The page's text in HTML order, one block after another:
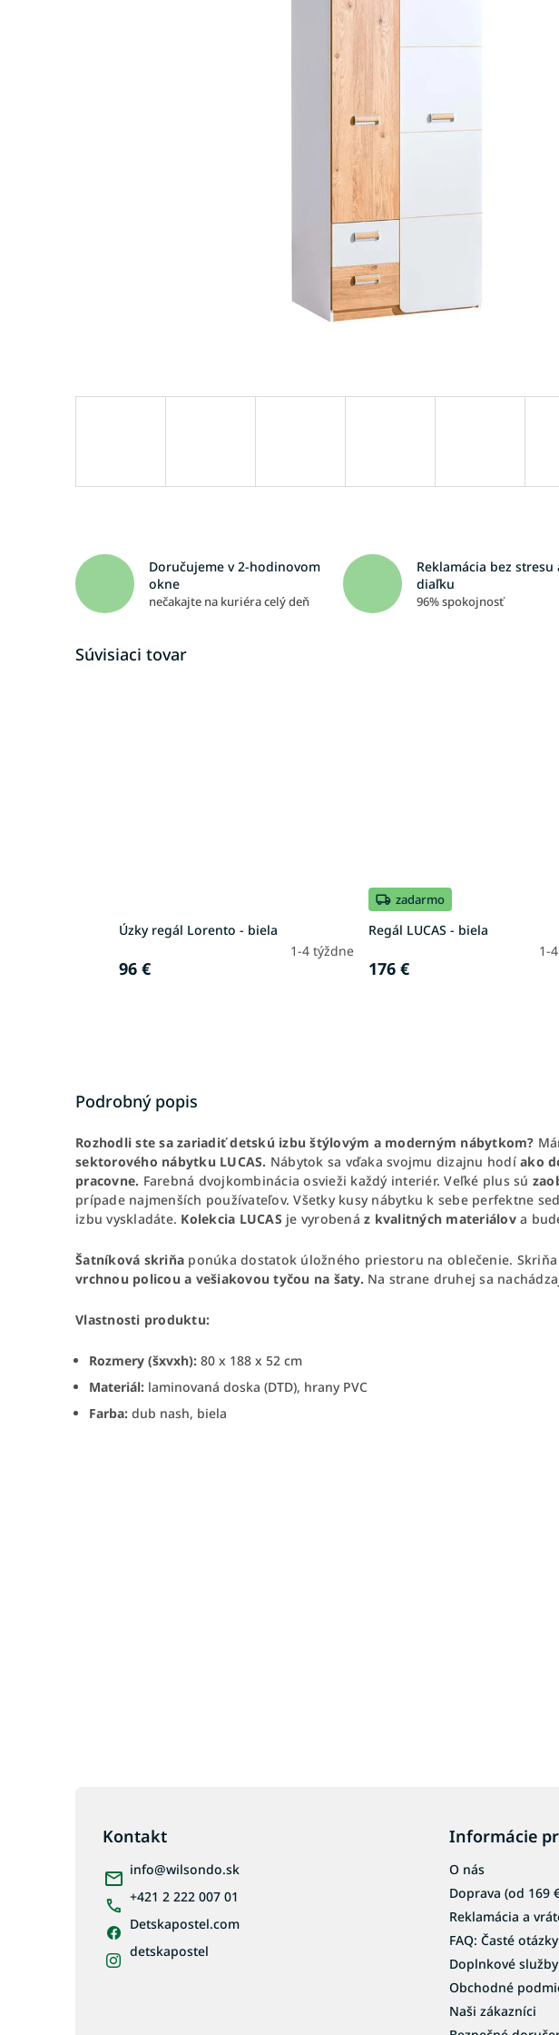
Doručujeme v 2-hodinovom
okne
nečakajte na kuriéra celý deň
Reklamácia bez stresu
diaľku
96% spokojnosť
Súvisiaci tovar
Úzky regál Lorento - biela
1-4 týždne
96 €
zadarmo
Regál LUCAS - biela
1-
176 €
Podrobný popis
Rozhodli ste sa zariadiť detskú izbu štýlovým a moderným nábytkom?
sektorového nábytku LUCAS. Nábytok sa vďaka svojmu dizajnu hodí ako
pracovne. Farebná dvojkombinácia osvieži každý interiér. Veľké plus sú
prípade najmenších používateľov. Všetky kusy nábytku k sebe perfektne
izbu vyskladáte. Kolekcia LUCAS je vyrobená z kvalitných materiálova
Šatníková skriňa ponúka dostatok úložného priestoru na oblečenie.
vrchnou policou a vešiakovoutyčou na šaty. Na strane druhej sa
Vlastnosti produktu:
Rozmery (šxvxh): 80 x 188 x 52 cm
Materiál: laminovaná doska (DTD), hrany PVC
Farba: dub nash, biela
Kontakt
info@wilsondo.sk
+421 2 222 007 01
Detskapostel.com
detskapostel
Informácie
O nás
Doprava (od 169
Reklamácia a
FAQ: Časté
Doplnkové služby
Obchodné
Naši zákazníci